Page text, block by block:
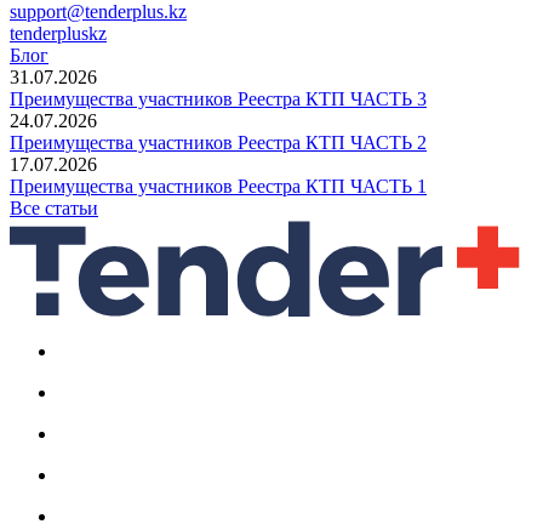
support@tenderplus.kz
tenderpluskz
Блог
31.07.2026
Преимущества участников Реестра КТП ЧАСТЬ 3
24.07.2026
Преимущества участников Реестра КТП ЧАСТЬ 2
17.07.2026
Преимущества участников Реестра КТП ЧАСТЬ 1
Все статьи